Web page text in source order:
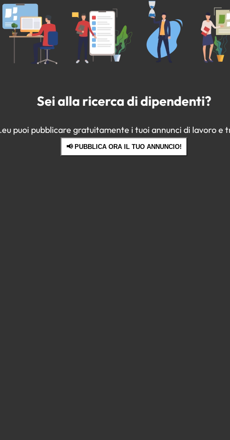
Sei alla ricerca di dipendenti?
puoi pubblicare gratuitamente i tuoi annunci di lavoro e
📢 PUBBLICA ORA IL TUO ANNUNCIO!